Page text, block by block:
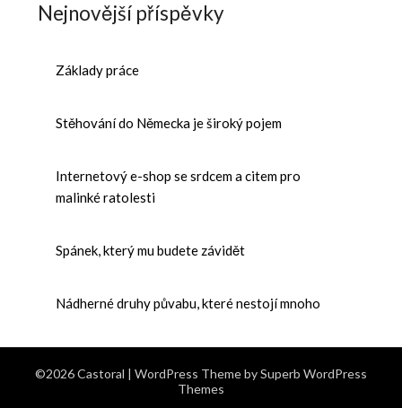
Nejnovější příspěvky
Základy práce
Stěhování do Německa je široký pojem
Internetový e-shop se srdcem a citem pro
malinké ratolesti
Spánek, který mu budete závidět
Nádherné druhy půvabu, které nestojí mnoho
©2026 Castoral | WordPress Theme bySuperb WordPress
Themes